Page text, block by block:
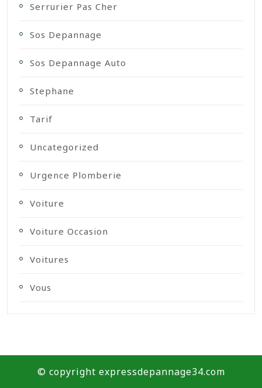
Serrurier Pas Cher
Sos Depannage
Sos Depannage Auto
Stephane
Tarif
Uncategorized
Urgence Plomberie
Voiture
Voiture Occasion
Voitures
Vous
© copyright expressdepannage34.com